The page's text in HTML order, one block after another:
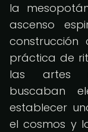
la
ascenso
construcción
práctica de
las artes
buscaban
establecer
el cosmos y